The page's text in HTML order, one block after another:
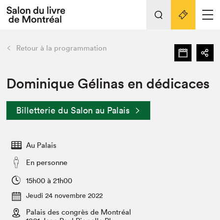
Espace médias
Espace exposant⋅e⋅s
Tout sur l'édition 2022
Actualités
Vidéos et Balados
Club de lecture Braindate
retour Nos activités
Édition 2022
Nous connaître
Projets partenaires 2022
Archives
Liens pratiques
Retour à la programmation
Dominique Gélinas en dédicaces
Billetterie du Salon au Palais
Au Palais
En personne
15h00 à 21h00
Jeudi 24 novembre 2022
Palais des congrès de Montréal